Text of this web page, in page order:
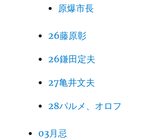
原爆市長
26藤原彰
26鎌田定夫
27亀井文夫
28パルメ、オロフ
03月忌